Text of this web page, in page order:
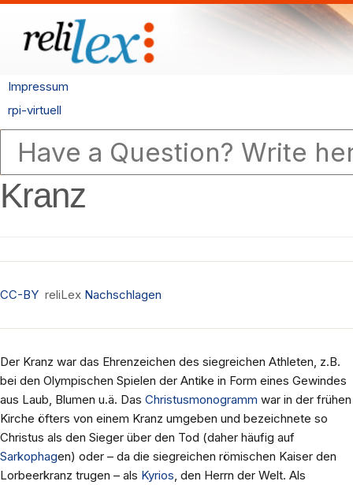
Impressum
rpi-virtuell
Kranz
CC-BY reliLex Nachschlagen
Der Kranz war das Ehrenzeichen des siegreichen Athleten, z.B.
bei den Olympischen Spielen der Antike in Form eines Gewindes
aus Laub, Blumen u.ä. Das Christusmonogramm war in der frühen
Kirche öfters von einem Kranz umgeben und bezeichnete so
Christus als den Sieger über den Tod (daher häufig auf
Sarkophagen) oder – da die siegreichen römischen Kaiser den
Lorbeerkranz trugen – als Kyrios, den Herrn der Welt. Als